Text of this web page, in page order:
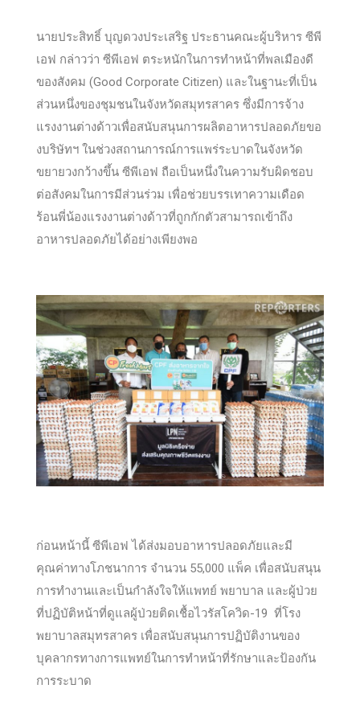
นายประสิทธิ์ บุญดวงประเสริฐ ประธานคณะผู้บริหาร ซีพี
เอฟ กล่าวว่า ซีพีเอฟ ตระหนักในการทำหน้าที่พลเมืองดี
ของสังคม (Good Corporate Citizen) และในฐานะที่เป็น
ส่วนหนึ่งของชุมชนในจังหวัดสมุทรสาคร ซึ่งมีการจ้าง
แรงงานต่างด้าวเพื่อสนับสนุนการผลิตอาหารปลอดภัยขอ
งบริษัทฯ ในช่วงสถานการณ์การแพร่ระบาดในจังหวัด
ขยายวงกว้างขึ้น ซีพีเอฟ ถือเป็นหนึ่งในความรับผิดชอบ
ต่อสังคมในการมีส่วนร่วม เพื่อช่วยบรรเทาความเดือด
ร้อนพี่น้องแรงงานต่างด้าวที่ถูกกักตัวสามารถเข้าถึง
อาหารปลอดภัยได้อย่างเพียงพอ
ก่อนหน้านี้ ซีพีเอฟ ได้ส่งมอบอาหารปลอดภัยและมี
คุณค่าทางโภชนาการ จำนวน 55,000 แพ็ค เพื่อสนับสนุน
การทำงานและเป็นกำลังใจให้แพทย์ พยาบาล และผู้ป่วย
ที่ปฏิบัติหน้าที่ดูแลผู้ป่วยติดเชื้อไวรัสโควิด-19 ที่โรง
พยาบาลสมุทรสาคร เพื่อสนับสนุนการปฏิบัติงานของ
บุคลากรทางการแพทย์ในการทำหน้าที่รักษาและป้องกัน
การระบาด